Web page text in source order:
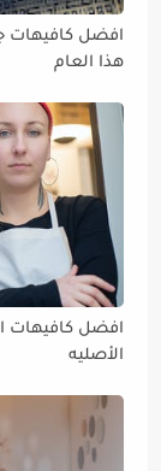
افضل كافيهات
هذا العام
افضل كافيهات
الأصليه